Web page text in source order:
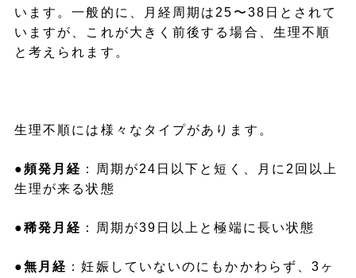
います。一般的に、月経周期は25〜38日とされて
いますが、これが大きく前後する場合、生理不順
と考えられます。
生理不順には様々なタイプがあります。
●頻発月経 ：周期が24日以下と短く、月に2回以上
生理が来る状態
●稀発月経 ：周期が39日以上と極端に長い状態
●無月経 ：妊娠していないのにもかかわらず、3ヶ